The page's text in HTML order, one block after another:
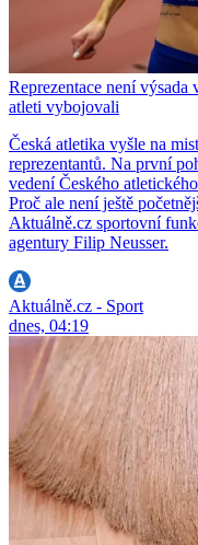
Reprezentace není výsada
atleti vybojovali
Česká atletika vyšle na
reprezentantů. Na první
vedení Českého
Proč ale není ještě
Aktuálně.cz sportovní
agentury Filip Neusser.
Aktuálně.cz - Sport
dnes, 04:19